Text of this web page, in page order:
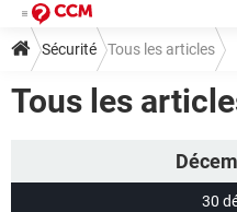
Sécurité Tous les articles
Tous les
30